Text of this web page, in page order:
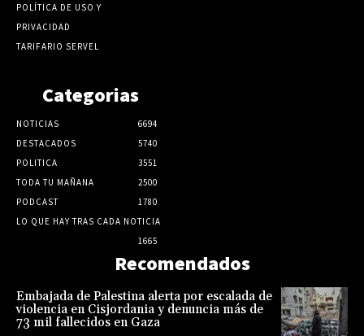
POLÍTICA DE USO Y
PRIVACIDAD
TARIFARIO SERVEL
Categorias
NOTICIAS
6694
DESTACADOS
5740
POLITICA
3551
TODA TU MAÑANA
2500
PODCAST
1780
LO QUE HAY TRAS CADA NOTICIA
1665
Recomendados
Embajada de Palestina alerta por escalada de
violencia en Cisjordania y denuncia más de
73 mil fallecidos en Gaza